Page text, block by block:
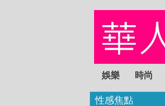
娛樂 時尚
性感焦點